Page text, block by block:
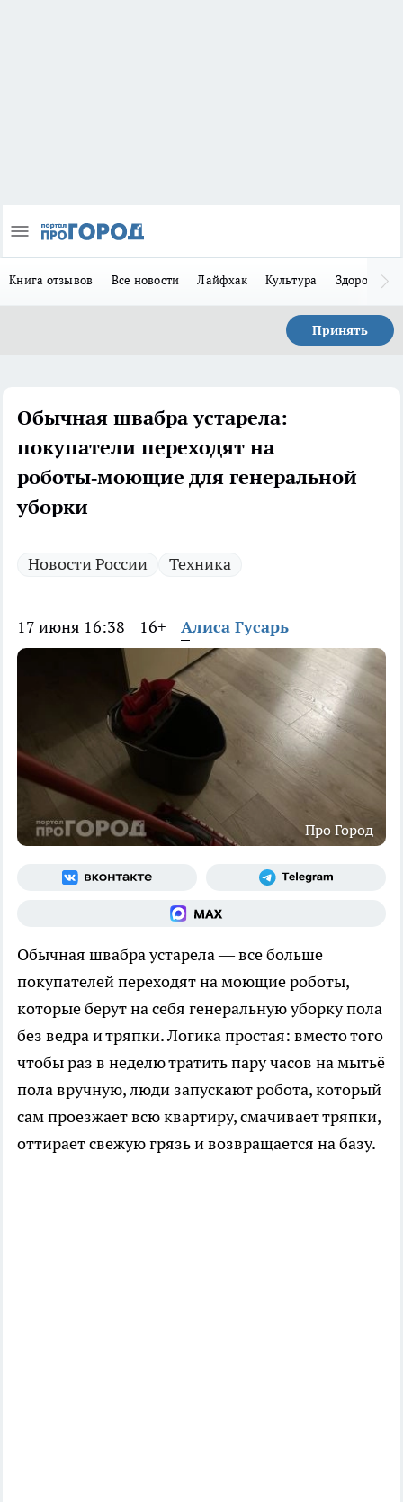
Книга отзывов Все новости Лайфхак Культура Здоровье
Принять
Обычная швабра устарела:
покупатели переходят на
роботы‑моющие для генеральной
уборки
Новости России Техника
17 июня 16:38 16+ Алиса Гусарь
Про Город
Обычная швабра устарела — все больше
покупателей переходят на моющие роботы,
которые берут на себя генеральную уборку пола
без ведра и тряпки. Логика простая: вместо того
чтобы раз в неделю тратить пару часов на мытьё
пола вручную, люди запускают робота, который
сам проезжает всю квартиру, смачивает тряпки,
оттирает свежую грязь и возвращается на базу.